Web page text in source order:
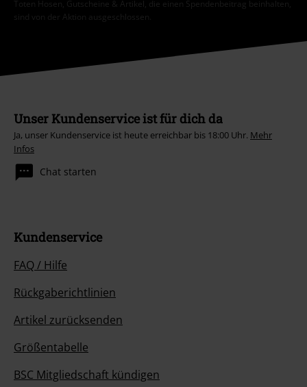
Toten Hosen, Gutscheine & Artikel, die einen Spendenbeitrag beinhalten,
sind von der Aktion ausgeschlossen.
Unser Kundenservice ist für dich da
Ja, unser Kundenservice ist heute erreichbar bis 18:00 Uhr. Mehr
Infos
Chat starten
Kundenservice
FAQ / Hilfe
Rückgaberichtlinien
Artikel zurücksenden
Größentabelle
BSC Mitgliedschaft kündigen